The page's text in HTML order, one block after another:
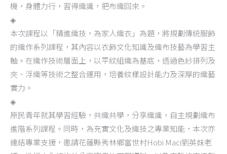
機，身體力行，習得織識，把布織回來。
◈
本次課程以「精進織技，為家人織衣」為題，將規劃傳統服飾
的織作系列課程，其內容以衣飾文化知識及織布技藝為學習主
軸。在織作技術層面上，以平紋組織為基底，透過色紗排列及
夾、浮織等技術之整合運用，培養紋樣設計能力及深厚的織藝
實力。
◈
原民青年就其學習經驗，共織共學，分享織識，自主規劃織布
進階系列課程。同時，為充實文化及織技之專業知能，本次亦
連結專業支援，邀請花蓮縣秀林鄉富世村Hobi Maci劉英妹老